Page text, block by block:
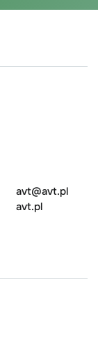
avt@avt.pl
avt.pl